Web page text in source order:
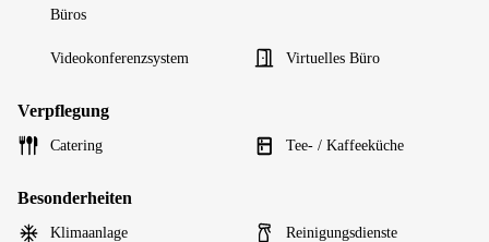
Büros
Videokonferenzsystem Virtuelles Büro
Verpflegung
Catering Tee- / Kaffeeküche
Besonderheiten
Klimaanlage Reinigungsdienste